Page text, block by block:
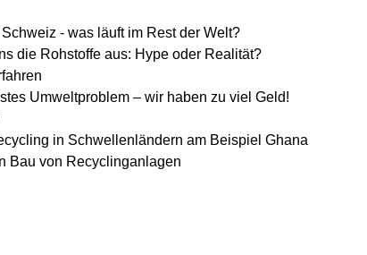
- was läuft im Rest der Welt?
die Rohstoffe aus: Hype oder Realität?
Umweltproblem – wir haben zu viel Geld!
in Schwellenländern am Beispiel Ghana
Bau von Recyclinganlagen